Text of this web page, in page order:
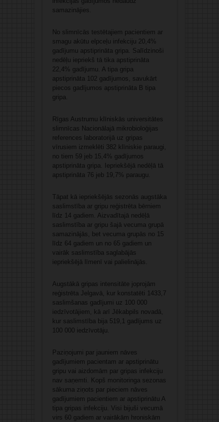
samazinājies.
No slimnīcās testētajiem pacientiem ar
smagu akūtu elpceļu infekciju 20,4%
gadījumu apstiprināta gripa. Salīdzinoši
nedēļu iepriekš tā tika apstiprināta
22,4% gadījumu. A tipa gripa
apstiprināta 102 gadījumos, savukārt
piecos gadījumos apstiprināta B tipa
gripa.
Rīgas Austrumu klīniskās universitātes
slimnīcas Nacionālajā mikrobioloģijas
references laboratorijā uz gripas
vīrusiem izmeklēti 382 klīniskie paraugi,
no tiem 59 jeb 15,4% gadījumos
apstiprināta gripa. Iepriekšējā nedēļā tā
apstiprināta 76 jeb 19,7% paraugu.
Tāpat kā iepriekšējās sezonās augstāka
saslimstība ar gripu reģistrēta bērniem
līdz 14 gadiem. Aizvadītajā nedēļā
saslimstība ar gripu šajā vecuma grupā
samazinājās, bet vecuma grupās no 15
līdz 64 gadiem un no 65 gadiem un
vairāk saslimstība saglabājās
iepriekšējā līmenī vai palielinājās.
Augstākā gripas intensitāte joprojām
reģistrēta Jelgavā, kur konstatēti 1433,7
saslimšanas gadījumi uz 100 000
iedzīvotājiem, kā arī Jēkabpils novadā,
kur saslimstība bija 519,1 gadījums uz
100 000 iedzīvotāju.
Paziņojumi par jauniem nāves
gadījumiem pacientam ar apstiprinātu
gripu vai aizdomām par gripas infekciju
nav saņemti. Kopš monitoringa sezonas
sākuma ziņots par pieciem nāves
gadījumiem pacientiem ar apstiprinātu A
tipa gripas infekciju. Visi bijuši vecumā
virs 60 gadiem ar vairākām hroniskām